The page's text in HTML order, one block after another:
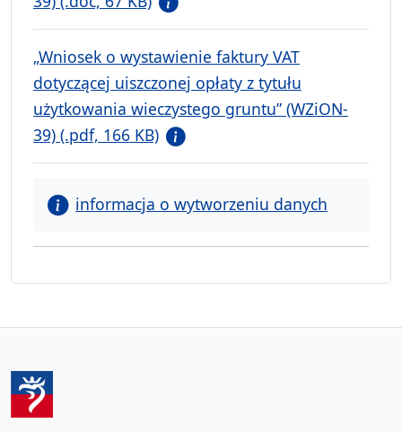
„Wniosek o wystawienie faktury VAT
dotyczącej uiszczonej opłaty z tytułu
użytkowania wieczystego gruntu” (WZiON-
39) (.pdf, 166 KB)
informacja o wytworzeniu danych